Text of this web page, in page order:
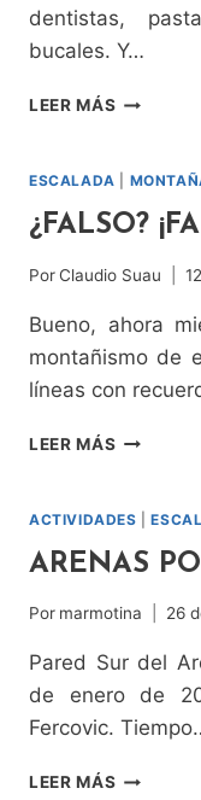
dentistas,
bucales. Y…
LEER MÁS GRAN
ESCALADA
¿FALSO?
PorClaudio Suau
Bueno, ahora
montañismo de
líneas con
LEER MÁS ¿FALSO?
ALTAR
ACTIVIDADES |
ARENAS
Por marmotina 26
Pared Sur del
de enero de
Fercovic.
LEER MÁS ARENAS